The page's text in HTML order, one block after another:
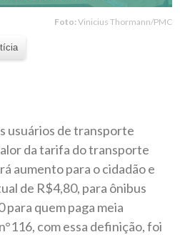
Foto: Vinicius Thormann/PMC
usuários de transporte
da tarifa do transporte
aumento para o cidadão e
de R$4,80, para ônibus
para quem paga meia
com essa definição, foi